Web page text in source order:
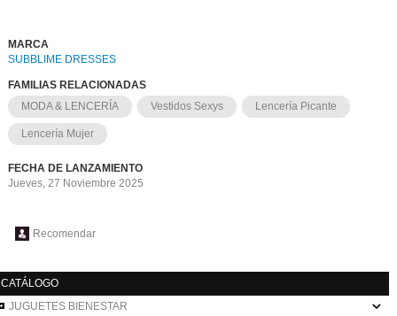
MARCA
SUBBLIME DRESSES
FAMILIAS RELACIONADAS
MODA & LENCERÍA
Vestidos Sexys Lencería Picante
Lencería Mujer
FECHA DE LANZAMIENTO
Jueves, 27 Noviembre 2025
Recomendar
CATÁLOGO
JUGUETES BIENESTAR